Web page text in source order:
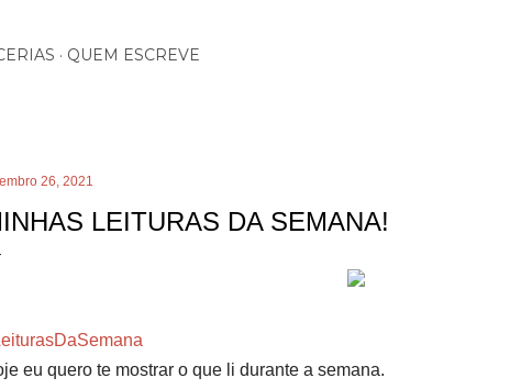
QUEM ESCREVE
26, 2021
LEITURAS DA SEMANA!
eu quero te mostrar o que li durante a semana.⁣⁣⁣⁣